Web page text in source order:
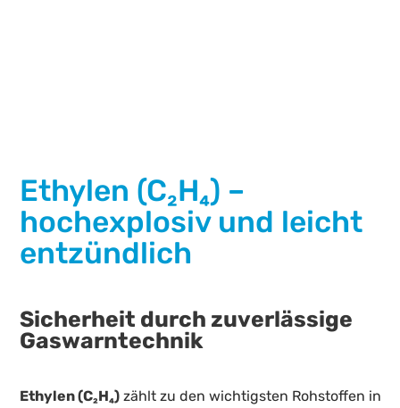
Ethylen (C₂H₄) –
hochexplosiv und leicht
entzündlich
Sicherheit durch zuverlässige
Gaswarntechnik
Ethylen (C₂H₄) zählt zu den wichtigsten Rohstoffen in